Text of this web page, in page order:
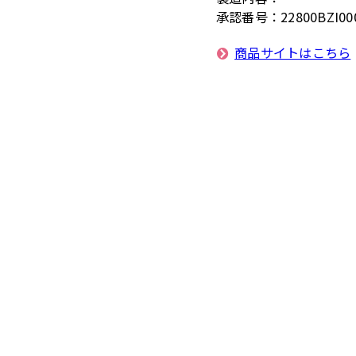
承認番号
商品サイトはこちら